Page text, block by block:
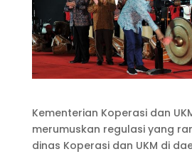
Kementerian Koperasi dan
merumuskan regulasi yang
dinas Koperasi dan UKM di